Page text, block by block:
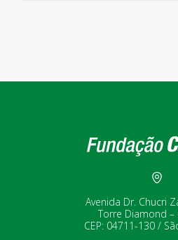
Avenida Dr. Chucri
Torre Diamond –
CEP: 04711-130 /